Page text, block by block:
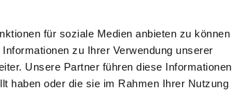
für soziale Medien anbieten zu können
zu Ihrer Verwendung unserer
Unsere Partner führen diese Informationen
haben oder die sie im Rahmen Ihrer Nutzung